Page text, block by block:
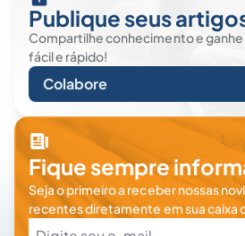
Publique seus
Compartilhe conhecimento e
fácil e rápido!
Colabore
Fique sempre
Seja o primeiro a receber nossas
recentes diretamente em sua caixa